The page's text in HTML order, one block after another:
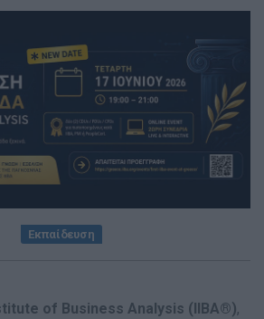
Εκπαίδευση
of Business Analysis (IIBA®),